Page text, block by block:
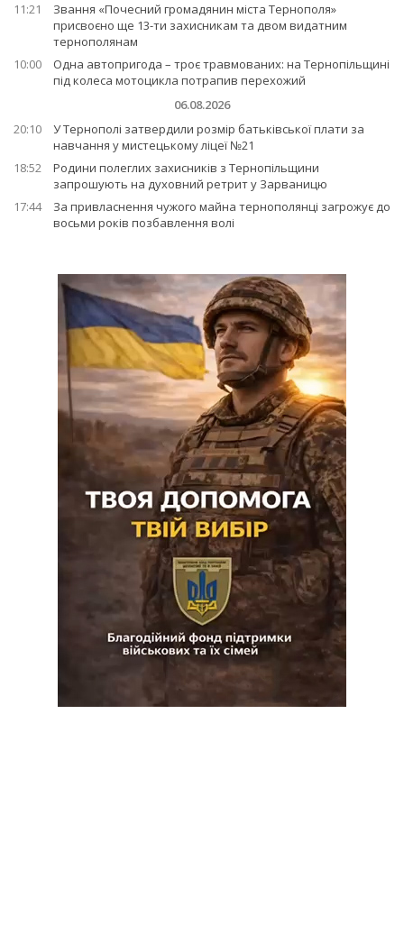
11:21
Звання «Почесний громадянин міста Тернополя»
присвоєно ще 13-ти захисникам та двом видатним
тернополянам
10:00
Одна автопригода – троє травмованих: на Тернопільщині
під колеса мотоцикла потрапив перехожий
06.08.2026
20:10
У Тернополі затвердили розмір батьківської плати за
навчання у мистецькому ліцеї №21
18:52
Родини полеглих захисників з Тернопільщини
запрошують на духовний ретрит у Зарваницю
17:44
За привласнення чужого майна тернополянці загрожує до
восьми років позбавлення волі